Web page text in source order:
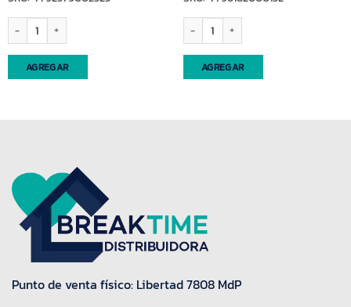
Jarra 2lt tapa pastel 3 posiciones Yesi (25250) cantidad
AGREGAR
Asadera enlosada Nº5 30x40c (5552)
AGREGAR
cantidad
Punto de venta físico: Libertad 7808 MdP